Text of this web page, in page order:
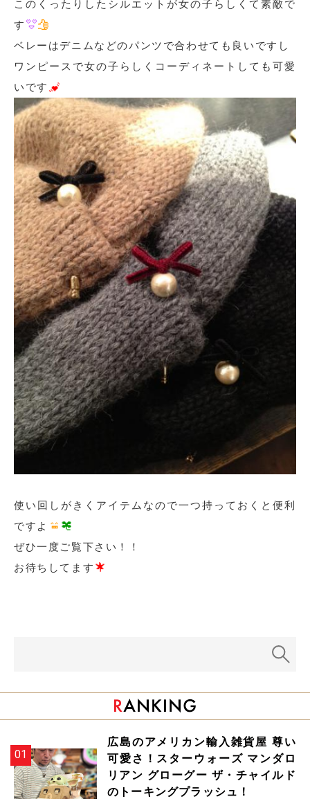
このくったりしたシルエットが女の子らしくて素敵で
す
ベレーはデニムなどのパンツで合わせても良いですし
ワンピースで女の子らしくコーディネートしても可愛
いです
使い回しがきくアイテムなので一つ持っておくと便利
ですよ
ぜひ一度ご覧下さい！！
お待ちしてます
広島のアメリカン輸入雑貨屋 尊い
可愛さ！スターウォーズ マンダロ
リアン グローグー ザ・チャイルド
のトーキングプラッシュ！